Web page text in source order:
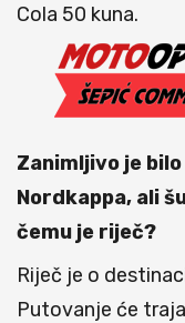
Cola 50 kuna.
Zanimljivo je
Nordkappa, ali
čemu je riječ?
Riječ je o
Putovanje će